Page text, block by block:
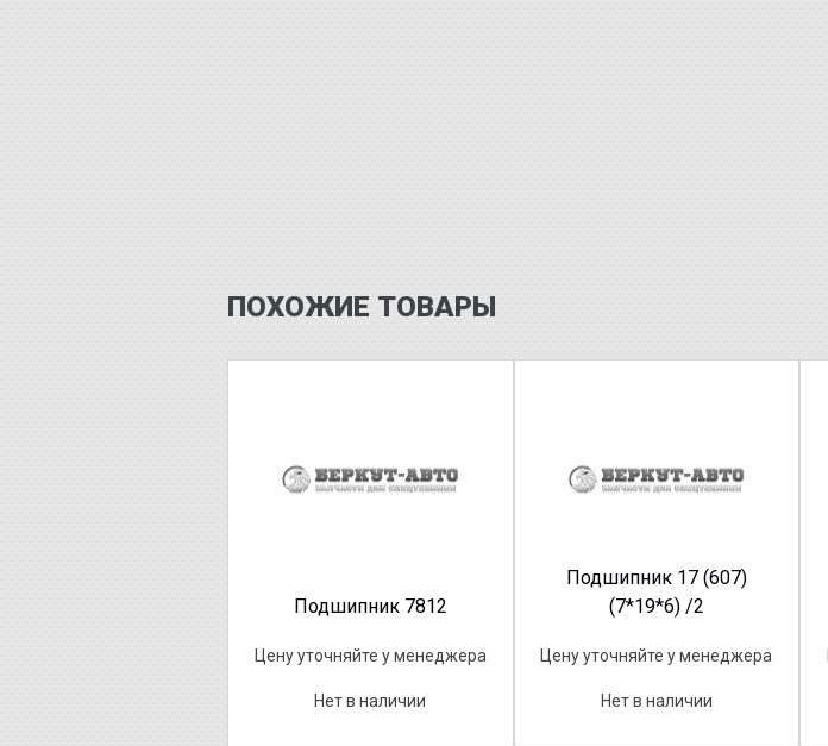
ПОХОЖИЕ ТОВАРЫ
Подшипник 7812
Цену уточняйте у менеджера
Нет в наличии
Подшипник 17 (607)
(7*19*6) /2
Цену уточняйте у менеджера
Нет в наличии